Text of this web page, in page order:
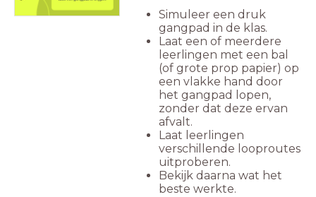
Simuleer een druk
gangpad in de klas.
Laat een of meerdere
leerlingen met een bal
(of grote prop papier) op
een vlakke hand door
het gangpad lopen,
zonder dat deze ervan
afvalt.
Laat leerlingen
verschillende looproutes
uitproberen.
Bekijk daarna wat het
beste werkte.